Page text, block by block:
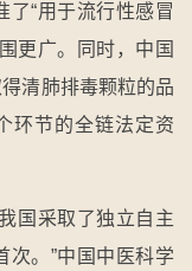
“用于流行性感冒
更广。同时，中国
清肺排毒颗粒的品
环节的全链法定资
国采取了独立自主
次。”中国中医科学